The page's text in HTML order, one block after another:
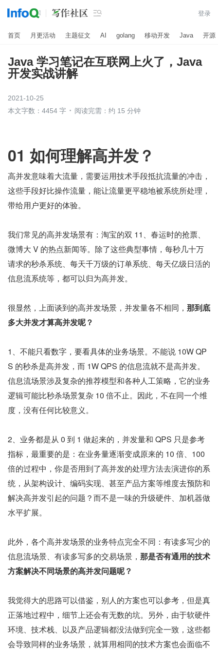
 登录
首页 月更活动 主题征文 AI golang 移动开发 Java 开源
Java 学习笔记在互联网上火了，Java
开发实战讲解
2021-10-25
本文字数：4454 字
阅读完需：约 15 分钟
01 如何理解高并发？
高并发意味着大流量，需要运用技术手段抵抗流量的冲击，
这些手段好比操作流量，能让流量更平稳地被系统所处理，
带给用户更好的体验。
我们常见的高并发场景有：淘宝的双 11、春运时的抢票、
微博大 V 的热点新闻等。除了这些典型事情，每秒几十万
请求的秒杀系统、每天千万级的订单系统、每天亿级日活的
信息流系统等，都可以归为高并发。
很显然，上面谈到的高并发场景，并发量各不相同， 那到底
多大并发才算高并发呢？
1、不能只看数字，要看具体的业务场景。不能说 10W QP
S 的秒杀是高并发，而 1W QPS 的信息流就不是高并发。
信息流场景涉及复杂的推荐模型和各种人工策略，它的业务
逻辑可能比秒杀场景复杂 10 倍不止。因此，不在同一个维
度，没有任何比较意义。
2、业务都是从 0 到 1 做起来的，并发量和 QPS 只是参考
指标，最重要的是：在业务量逐渐变成原来的 10 倍、100
倍的过程中，你是否用到了高并发的处理方法去演进你的系
统，从架构设计、编码实现、甚至产品方案等维度去预防和
解决高并发引起的问题？而不是一味的升级硬件、加机器做
水平扩展。
此外，各个高并发场景的业务特点完全不同：有读多写少的
信息流场景、有读多写多的交易场景， 那是否有通用的技术
方案解决不同场景的高并发问题呢？
我觉得大的思路可以借鉴，别人的方案也可以参考，但是真
正落地过程中，细节上还会有无数的坑。另外，由于软硬件
环境、技术栈、以及产品逻辑都没法做到完全一致，这些都
会导致同样的业务场景，就算用相同的技术方案也会面临不